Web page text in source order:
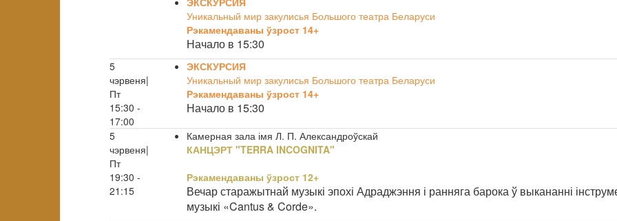
Уникальный мир закулисья Большого театра Беларуси
Рэкамендаваны ўзрост 14+
Начало в 15:30
5
чэрвеня|
Пт
15:30 -
17:00
ЭКСКУРСИЯ
Уникальный мир закулисья Большого театра Беларуси
Рэкамендаваны ўзрост 14+
Начало в 15:30
5
чэрвеня|
Пт
19:30 -
21:15
Камерная зала імя Л. П. Александроўскай
КАНЦЭРТ "TERRA INCOGNITA"
Рэкамендаваны ўзрост 12+
Вечар старажытнай музыкі эпохі Адраджэння і ранняга барока ў выкананні
музыкі «Cantus & Corde».